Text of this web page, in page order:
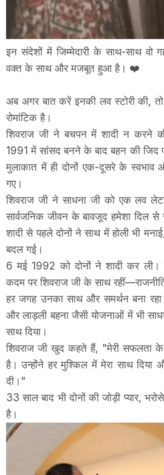
इन संदेशों में जिम्मेदारी के साथ-साथ वो
वक्त के साथ और मजबूत हुआ है। ❤️
अब अगर बात करें इनकी लव स्टोरी की,
रोमांटिक है।
शिवराज जी ने बचपन में शादी न करने
1991 में सांसद बनने के बाद बहन की जिद
मुलाकात में ही दोनों एक-दूसरे के स्वभाव
गए।
शिवराज जी ने साधना जी को एक लव
सार्वजनिक जीवन के बावजूद हमेशा दिल से
शादी से पहले दोनों ने साथ में होली भी
बदल गई।
6 मई 1992 को दोनों ने शादी कर ली।
कदम पर शिवराज जी के साथ
हर जगह उनका साथ और समर्थन बना
और लाड़ली बहना जैसी योजनाओं में भी
साथ दिया।
शिवराज जी खुद कहते हैं, "मेरी सफलता के
है। उन्होंने हर मुश्किल में मेरा साथ
दी।"
33 साल बाद भी दोनों की जोड़ी प्यार,
है।